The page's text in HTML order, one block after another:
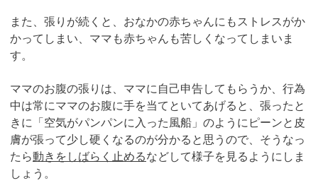
また、張りが続くと、おなかの赤ちゃんにもストレスがか
かってしまい、ママも赤ちゃんも苦しくなってしまいま
す。
ママのお腹の張りは、ママに自己申告してもらうか、行為
中は常にママのお腹に手を当てといてあげると、張ったと
きに「空気がパンパンに入った風船」のようにピーンと皮
膚が張って少し硬くなるのが分かると思うので、そうなっ
たら動きをしばらく止めるなどして様子を見るようにしま
しょう。